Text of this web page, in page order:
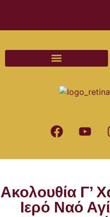
Ακολουθία Γ’
Ιερό Ναό